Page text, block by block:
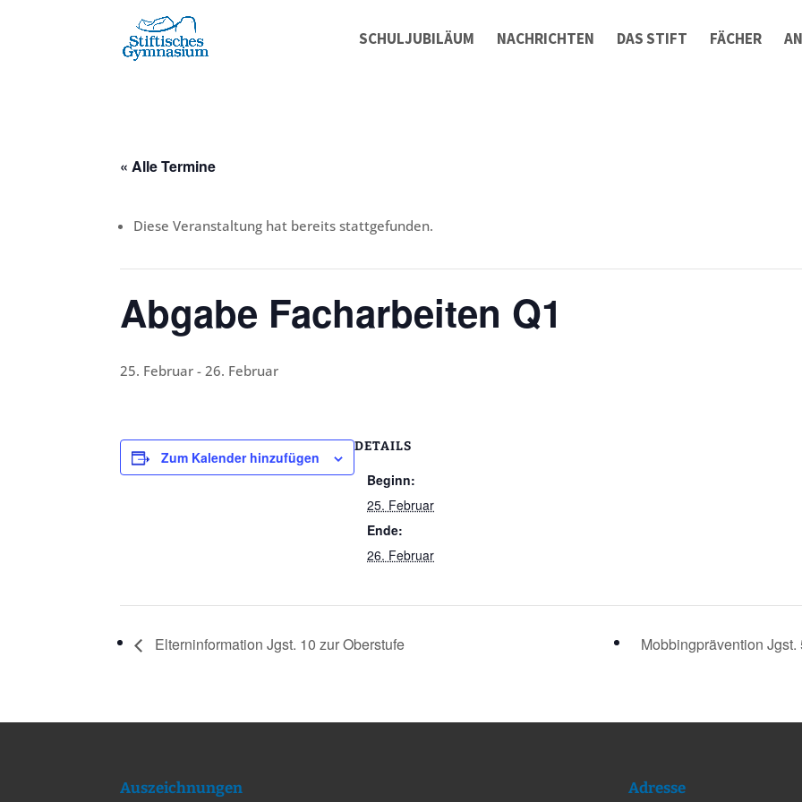
SCHULJUBILÄUM NACHRICHTEN DAS STIFT FÄCHER
« Alle Termine
Diese Veranstaltung hat bereits stattgefunden.
Abgabe Facharbeiten Q1
25. Februar -26. Februar
Zum Kalender hinzufügen
DETAILS
Beginn:
25. Februar
Ende:
26. Februar
Elterninformation Jgst. 10 zur Oberstufe Mobbingprävention Jgst.
Auszeichnungen Adresse